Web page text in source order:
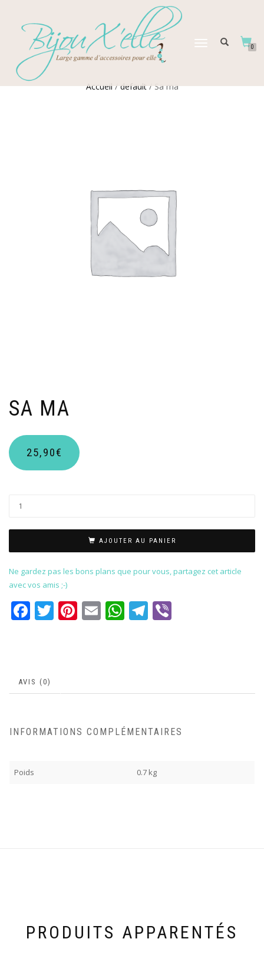
DÉPLIER
0
Accueil/default/ Sa ma
SA MA
25,90€
AJOUTER AU PANIER
Ne gardez pas les bons plans que pour vous, partagez cet article
avec vos amis ;-)
Facebook
Twitter
Pinterest
EmailWhatsApp
Telegram
AVIS (0)
INFORMATIONS COMPLÉMENTAIRES
Poids 0.7 kg
PRODUITS APPARENTÉS